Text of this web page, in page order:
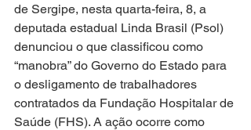
de Sergipe, nesta quarta-feira, 8, a
deputada estadual Linda Brasil (Psol)
denunciou o que classificou como
“manobra” do Governo do Estado para
o desligamento de trabalhadores
contratados da Fundação Hospitalar de
Saúde (FHS). A ação ocorre como